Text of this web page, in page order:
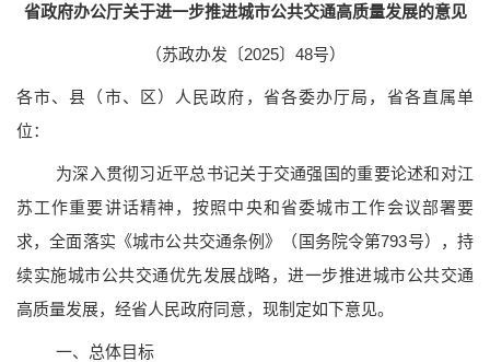
省政府办公厅关于进一步推进城市公共交通高质量发展的意见
（苏政办发〔2025〕48号）
各市、县（市、区）人民政府，省各委办厅局，省各直属单
位：
为深入贯彻习近平总书记关于交通强国的重要论述和对江
苏工作重要讲话精神，按照中央和省委城市工作会议部署要
求，全面落实《城市公共交通条例》（国务院令第793号），持
续实施城市公共交通优先发展战略，进一步推进城市公共交通
高质量发展，经省人民政府同意，现制定如下意见。
一、总体目标